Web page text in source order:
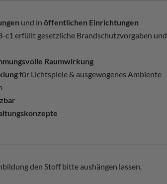
und in öffentlichen Einrichtungen
c1 erfüllt gesetzliche Brandschutzvorgaben und
Raumwirkung
für Lichtspiele & ausgewogenes Ambiente
den Stoff bitte aushängen lassen.